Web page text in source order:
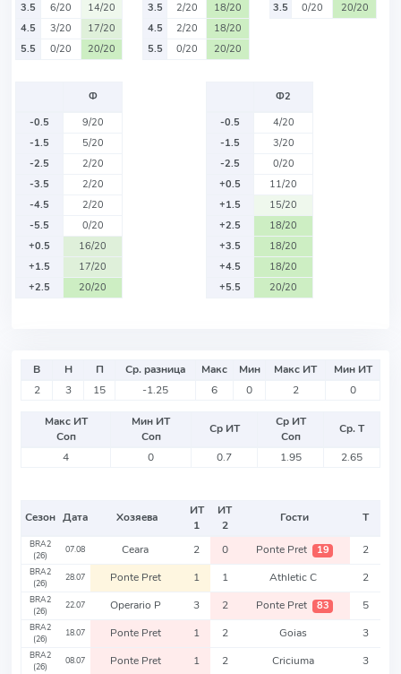
3.5
6/20
14/20
4.5
3/20
17/20
5.5
0/20 20/20
3.5
2/20
18/20
4.5
2/20
18/20
5.5
0/20 20/20
3.5
0/20 20/20
Ф
-0.5
9/20
-1.5
5/20
-2.5
2/20
-3.5
2/20
-4.5
2/20
-5.5
0/20
+0.5
16/20
+1.5
17/20
+2.5
20/20
Ф2
-0.5
4/20
-1.5
3/20
-2.5
0/20
+0.5
11/20
+1.5
15/20
+2.5
18/20
+3.5
18/20
+4.5
18/20
+5.5
20/20
В Н П Ср. разница Макс Мин Макс ИТ
Мин ИТ
2
3 15 -1.25 6 0 2 0
Макс ИТ
Соп
Мин ИТ
Соп
Ср ИТ
Ср ИТ
Соп
Ср. Т
4
0 0.7 1.95 2.65
Сезон Дата Хозяева
ИТ
1
ИТ
2
Гости Т
BRA2
(26)
07.08 Ceara 2 0 Ponte Pret 19 2
BRA2
(26)
28.07 Ponte Pret 1 1 Athletic C 2
BRA2
(26)
22.07 Operario P 3 2 Ponte Pret 83 5
BRA2
(26)
18.07 Ponte Pret 1 2 Goias 3
BRA2
(26)
08.07 Ponte Pret 1 2 Criciuma 3